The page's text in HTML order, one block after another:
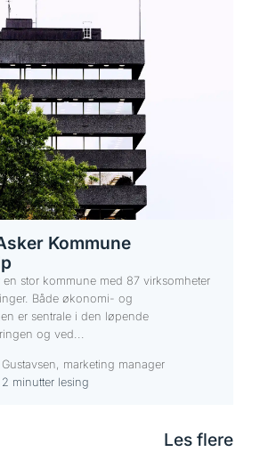
Kommune
en stor kommune med 87 virksomheter
Både økonomi- og
er sentrale i den løpende
og ved...
marketing manager
2 minutter lesing
Les flere